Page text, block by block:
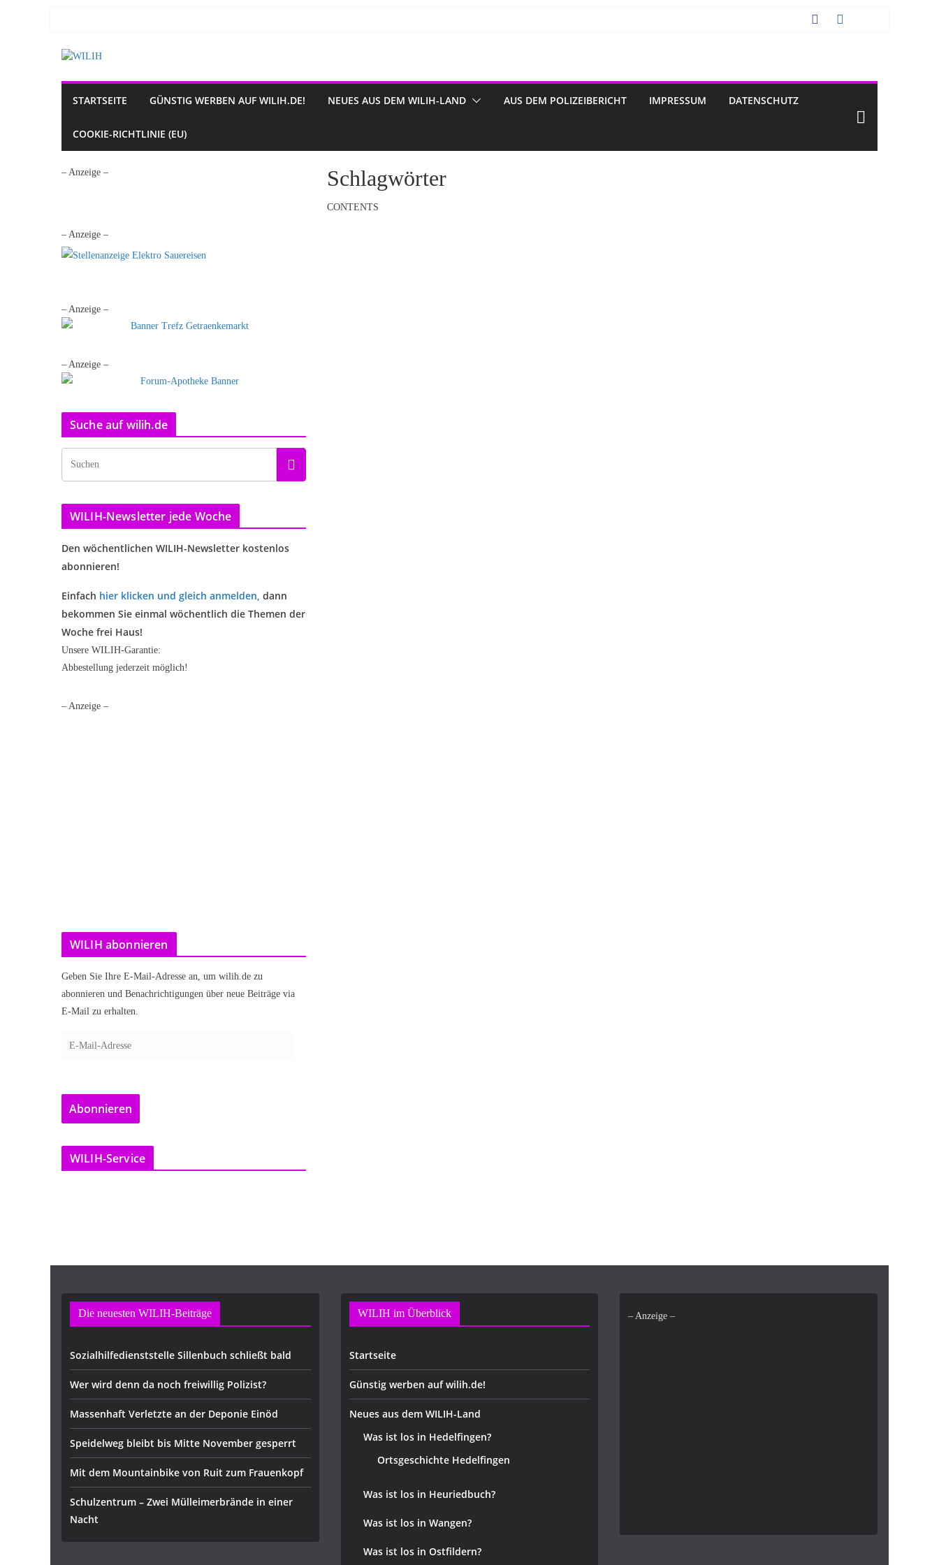
STARTSEITE GÜNSTIG WERBEN AUF WILIH.DE! NEUES AUS DEM WILIH-LAND AUS DEM POLIZEIBERICHT IMPRESSUM DATENSCHUTZ
COOKIE-RICHTLINIE (EU)
Schlagwörter
CONTENTS
– Anzeige –
– Anzeige –
– Anzeige –
– Anzeige –
Suche auf wilih.de
WILIH-Newsletter jede Woche
Den wöchentlichen WILIH-Newsletter kostenlos
abonnieren!
Einfach hier klicken und gleich anmelden dann
bekommen Sie einmal wöchentlich die Themen der
Woche frei Haus!
Unsere WILIH-Garantie:
Abbestellung jederzeit möglich!
– Anzeige –
WILIH abonnieren
Geben Sie Ihre E-Mail-Adresse an, um wilih.de zu
abonnieren und Benachrichtigungen über neue Beiträge via
E-Mail zu erhalten.
l
-
e
Abonnieren
WILIH-Service
Die neuesten WILIH-Beiträge
Sozialhilfedienststelle Sillenbuch schließt bald
Wer wird denn da noch freiwillig Polizist?
Massenhaft Verletzte an der Deponie Einöd
Speidelweg bleibt bis Mitte November gesperrt
Mit dem Mountainbike von Ruit zum Frauenkopf
Schulzentrum – Zwei Mülleimerbrände in einer
Nacht
WILIH im Überblick
Startseite
Günstig werben auf wilih.de!
Neues aus dem WILIH-Land
Was ist los in Hedelfingen?
Ortsgeschichte Hedelfingen
Was ist los in Heuriedbuch?
Was ist los in Wangen?
Was ist los in Ostfildern?
– Anzeige –